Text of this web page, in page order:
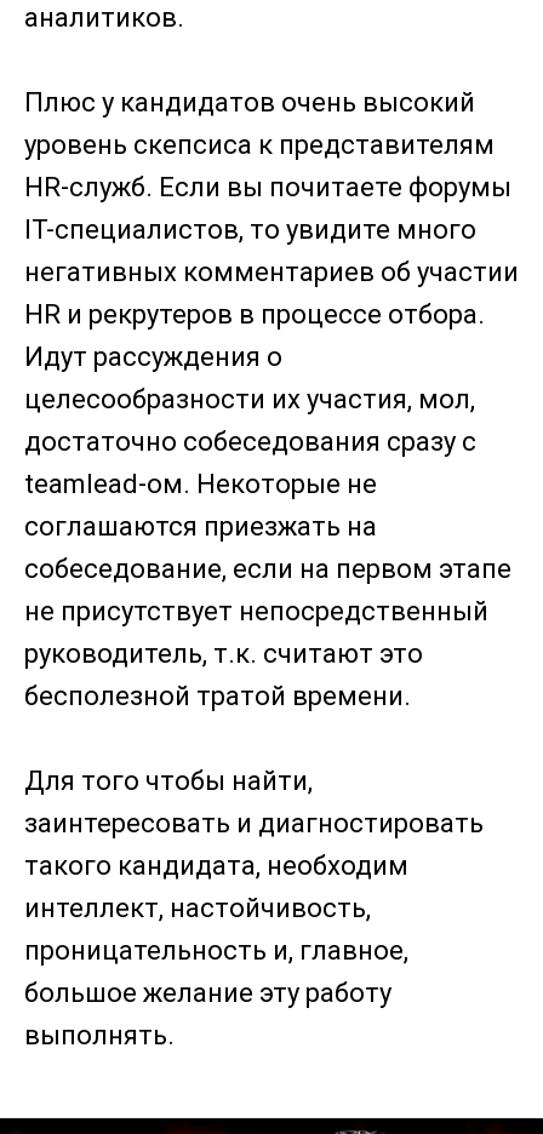
аналитиков.
Плюс у кандидатов очень высокий
уровень скепсиса к представителям
HR-служб. Если вы почитаете форумы
IT-специалистов, то увидите много
негативных комментариев об участии
HR и рекрутеров в процессе отбора.
Идут рассуждения о
целесообразности их участия, мол,
достаточно собеседования сразу с
teamlead-ом. Некоторые не
соглашаются приезжать на
собеседование, если на первом этапе
не присутствует непосредственный
руководитель, т.к. считают это
бесполезной тратой времени.
Для того чтобы найти,
заинтересовать и диагностировать
такого кандидата, необходим
интеллект, настойчивость,
проницательность и, главное,
большое желание эту работу
выполнять.